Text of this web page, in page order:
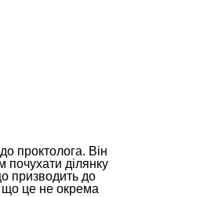
проктолога. Він
ділянку
призводить до
що це не окрема